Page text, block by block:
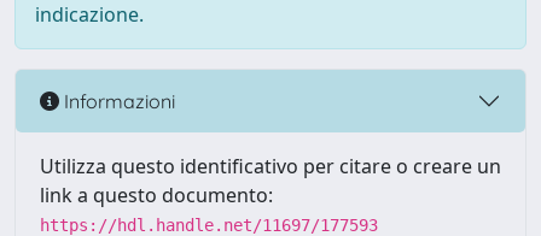
indicazione.
Informazioni
Utilizza questo identificativo per citare o creare un
link a questo documento:
https://hdl.handle.net/11697/177593